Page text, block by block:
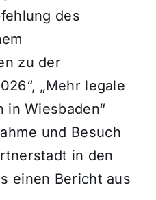
des
zu der
„Mehr legale
in Wiesbaden“
und Besuch
in den
einen Bericht aus